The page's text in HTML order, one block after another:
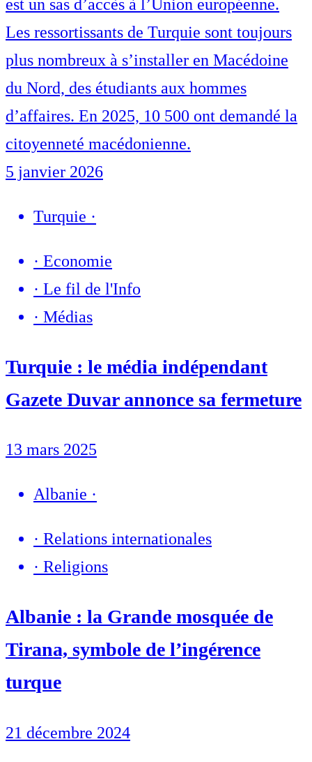
est un sas d’accès à l’Union européenne.
Les ressortissants de Turquie sont toujours
plus nombreux à s’installer en Macédoine
du Nord, des étudiants aux hommes
d’affaires. En 2025, 10 500 ont demandé la
citoyenneté macédonienne.
5 janvier 2026
Turquie ·
· Economie
· Le fil de l'Info
· Médias
Turquie : le média indépendant
Gazete Duvar annonce sa fermeture
13 mars 2025
Albanie ·
· Relations internationales
· Religions
Albanie : la Grande mosquée de
Tirana, symbole de l’ingérence
turque
21 décembre 2024